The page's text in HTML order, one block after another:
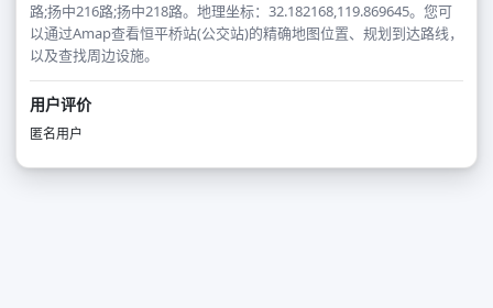
路;扬中216路;扬中218路。地理坐标：32.182168,119.869645。您可
以通过Amap查看恒平桥站(公交站)的精确地图位置、规划到达路线，
以及查找周边设施。
用户评价
匿名用户